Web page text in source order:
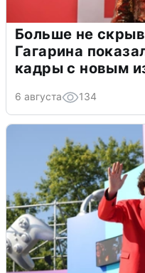
Больше не
Гагарина
кадры с новым
6 августа 134